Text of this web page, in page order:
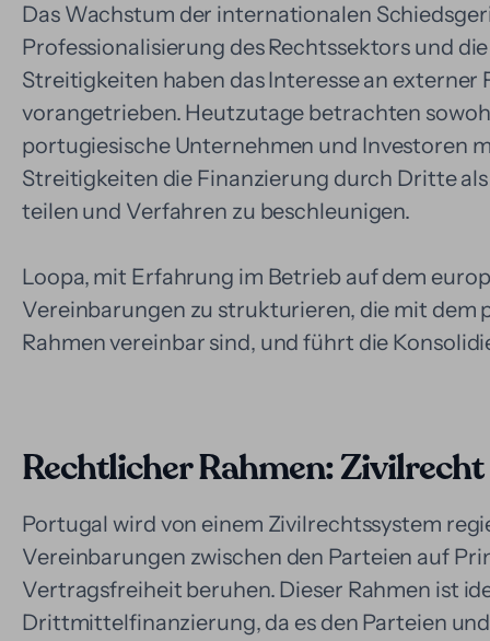
Das Wachstum der internationalen
Professionalisierung des Rechtssektors und
Streitigkeiten haben das Interesse an externer
vorangetrieben. Heutzutage betrachten
portugiesische Unternehmen und Investoren
Streitigkeiten die Finanzierung durch Dritte
teilen und Verfahren zu beschleunigen.
Loopa, mit Erfahrung im Betrieb auf dem
Vereinbarungen zu strukturieren, die mit
Rahmen vereinbar sind, und führt die
Rechtlicher Rahmen:
Portugal wird von einem Zivilrechtssystem
Vereinbarungen zwischen den Parteien auf
Vertragsfreiheit beruhen. Dieser Rahmen ist
Drittmittelfinanzierung, da es den Parteien